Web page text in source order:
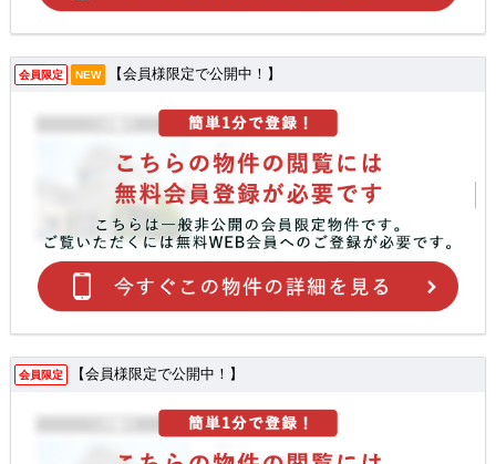
会員限定 NEW 【会員様限定で公開中！】
会員限定 【会員様限定で公開中！】